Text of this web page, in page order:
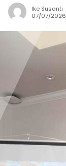
Ike Susanti
07/07/2026